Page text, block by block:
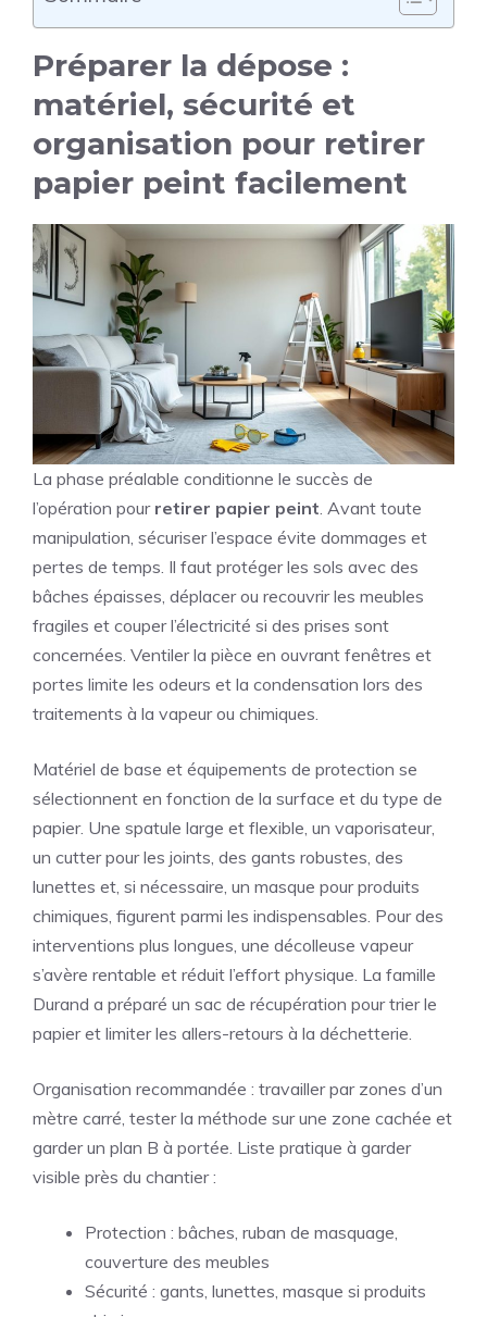
Préparer la dépose :
matériel, sécurité et
organisation pour retirer
papier peint facilement
La phase préalable conditionne le succès de
l’opération pour retirer papier peint. Avant toute
manipulation, sécuriser l’espace évite dommages et
pertes de temps. Il faut protéger les sols avec des
bâches épaisses, déplacer ou recouvrir les meubles
fragiles et couper l’électricité si des prises sont
concernées. Ventiler la pièce en ouvrant fenêtres et
portes limite les odeurs et la condensation lors des
traitements à la vapeur ou chimiques.
Matériel de base et équipements de protection se
sélectionnent en fonction de la surface et du type de
papier. Une spatule large et flexible, un vaporisateur,
un cutter pour les joints, des gants robustes, des
lunettes et, si nécessaire, un masque pour produits
chimiques, figurent parmi les indispensables. Pour des
interventions plus longues, une décolleuse vapeur
s’avère rentable et réduit l’effort physique. La famille
Durand a préparé un sac de récupération pour trier le
papier et limiter les allers-retours à la déchetterie.
Organisation recommandée : travailler par zones d’un
mètre carré, tester la méthode sur une zone cachée et
garder un plan B à portée. Liste pratique à garder
visible près du chantier :
Protection : bâches, ruban de masquage,
couverture des meubles
Sécurité : gants, lunettes, masque si produits